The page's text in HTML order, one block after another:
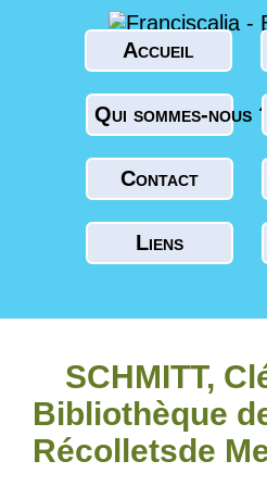
Accueil
Qui sommes-nous ?
Contact
Liens
SCHMITT,
Bibliothèque
Récolletsde